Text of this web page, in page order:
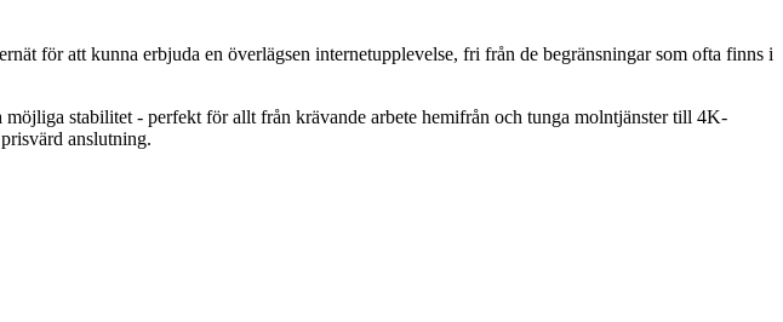
för att kunna erbjuda en överlägsen internetupplevelse, fri från de begränsningar som ofta finns i
stabilitet - perfekt för allt från krävande arbete hemifrån och tunga molntjänster till 4K-
anslutning.